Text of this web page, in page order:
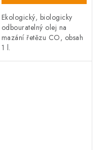
Ekologický, biologicky
odbouratelný olej na
mazání řetězu CO, obsah
1 l.